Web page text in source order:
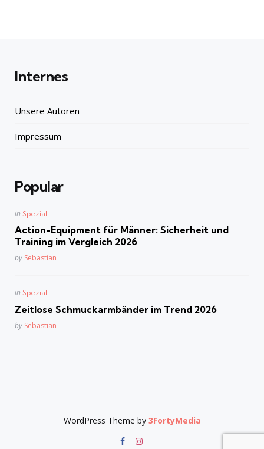
Internes
Unsere Autoren
Impressum
Popular
Posted
in Spezial
Action-Equipment für Männer: Sicherheit und
Training im Vergleich 2026
Posted
by Sebastian
Posted
in Spezial
Zeitlose Schmuckarmbänder im Trend 2026
Posted
by Sebastian
WordPress Theme by 3FortyMedia